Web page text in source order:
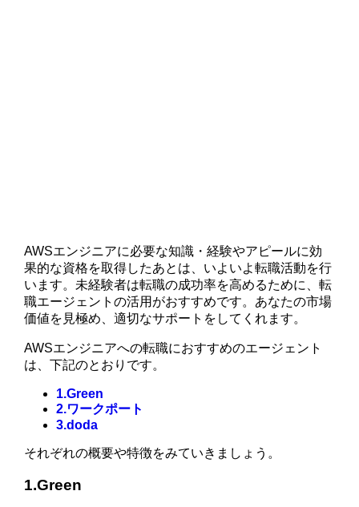
AWSエンジニアに必要な知識・経験やアピールに効
果的な資格を取得したあとは、いよいよ転職活動を行
います。未経験者は転職の成功率を高めるために、転
職エージェントの活用がおすすめです。あなたの市場
価値を見極め、適切なサポートをしてくれます。
AWSエンジニアへの転職におすすめのエージェント
は、下記のとおりです。
1.Green
2.ワークポート
3.doda
それぞれの概要や特徴をみていきましょう。
1.Green